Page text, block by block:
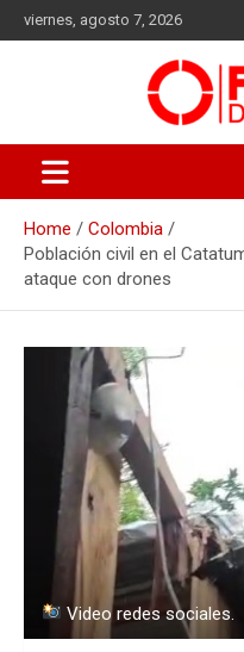
to
viernes, agosto 7, 2026
Fuente
Home
Colombia
Población civil en el
ataque con drones
Video redes sociales.